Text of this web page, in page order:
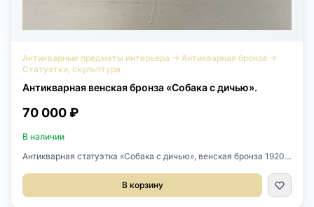
Антикварные предметы интерьера → Антикварная бронза →
Статуэтки, скульптура
Антикварная венская бронза «Собака с дичью».
70 000 ₽
В наличии
Антикварная статуэтка «Собака с дичью», венская бронза 1920х
В корзину